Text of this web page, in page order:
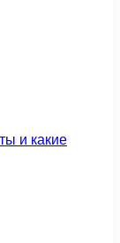
и какие